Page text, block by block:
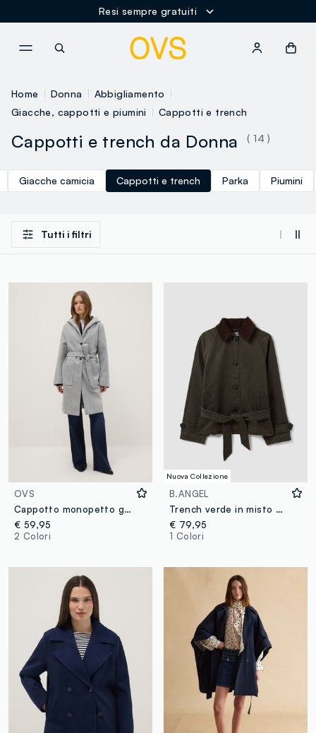
Resi sempre gratuiti
Home Donna
Abbigliamento
Giacche, cappotti e piumini
Cappotti e trench
Cappotti e trench da Donna ( 14 )
Giacche camicia Cappotti e trench Parka Piumini
Tutti i filtri
OVS
Cappotto monopetto grigio regular fit con cintura
€ 59,95
2 Colori
Nuova Collezione
B.ANGEL
Trench verde in misto cotone con colletto a contrasto regular fit
€ 79,95
1 Colori